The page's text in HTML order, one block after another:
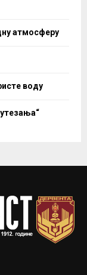
атмосферу
воду